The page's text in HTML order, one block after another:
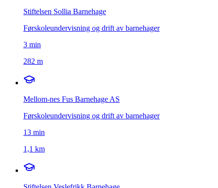
Stiftelsen Sollia Barnehage
Førskoleundervisning og drift av barnehager
3 min
282 m
Mellom-nes Fus Barnehage AS
Førskoleundervisning og drift av barnehager
13 min
1,1 km